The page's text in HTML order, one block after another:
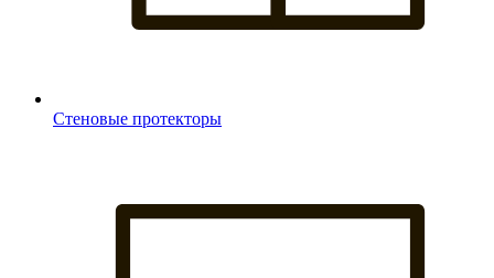
Стеновые протекторы